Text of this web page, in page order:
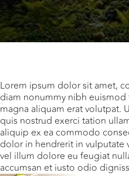
Lorem ipsum dolor sit amet,
diam nonummy nibh
magna aliquam erat volutpat.
quis nostrud exerci tation
aliquip ex ea commodo
dolor in hendrerit in vulputate
vel illum dolore eu feugiat
accumsan et iusto odio